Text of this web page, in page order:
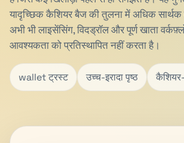
यादृच्छिक कैशियर बैज की तुलना में अधिक सार्थक
अभी भी लाइसेंसिंग, विदड्रॉल और पूर्ण खाता
आवश्यकता को प्रतिस्थापित नहीं करता है।
wallet ट्रस्ट उच्च-इरादा पृष्ठ